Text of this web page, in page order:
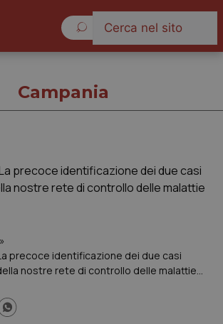
Campania
»
precoce identificazione dei due casi
nostre rete di controllo delle malattie